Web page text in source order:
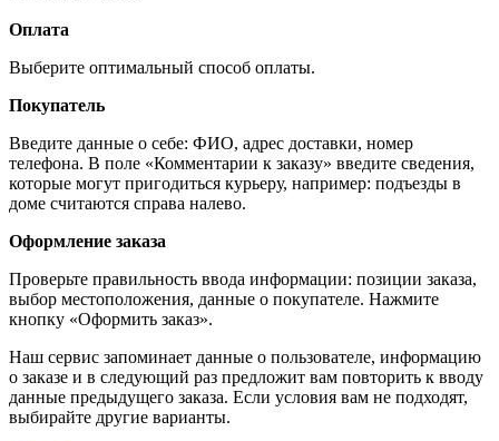
Оплата
Выберите оптимальный способ оплаты.
Покупатель
Введите данные о себе: ФИО, адрес доставки, номер
телефона. В поле «Комментарии к заказу» введите сведения,
которые могут пригодиться курьеру, например: подъезды в
доме считаются справа налево.
Оформление заказа
Проверьте правильность ввода информации: позиции заказа,
выбор местоположения, данные о покупателе. Нажмите
кнопку «Оформить заказ».
Наш сервис запоминает данные о пользователе, информацию
о заказе и в следующий раз предложит вам повторить к вводу
данные предыдущего заказа. Если условия вам не подходят,
выбирайте другие варианты.